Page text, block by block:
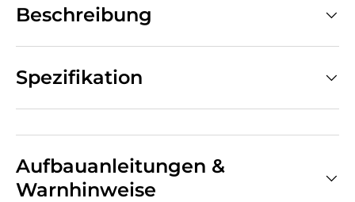
Beschreibung
Spezifikation
Aufbauanleitungen &
Warnhinweise